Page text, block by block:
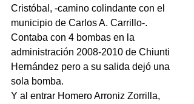
Cristóbal, -camino colindante con el
municipio de Carlos A. Carrillo-.
Contaba con 4 bombas en la
administración 2008-2010 de Chiunti
Hernández pero a su salida dejó una
sola bomba.
Y al entrar Homero Arroniz Zorrilla,